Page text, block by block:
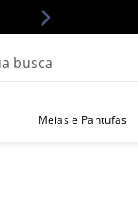
Meias e Pantufas